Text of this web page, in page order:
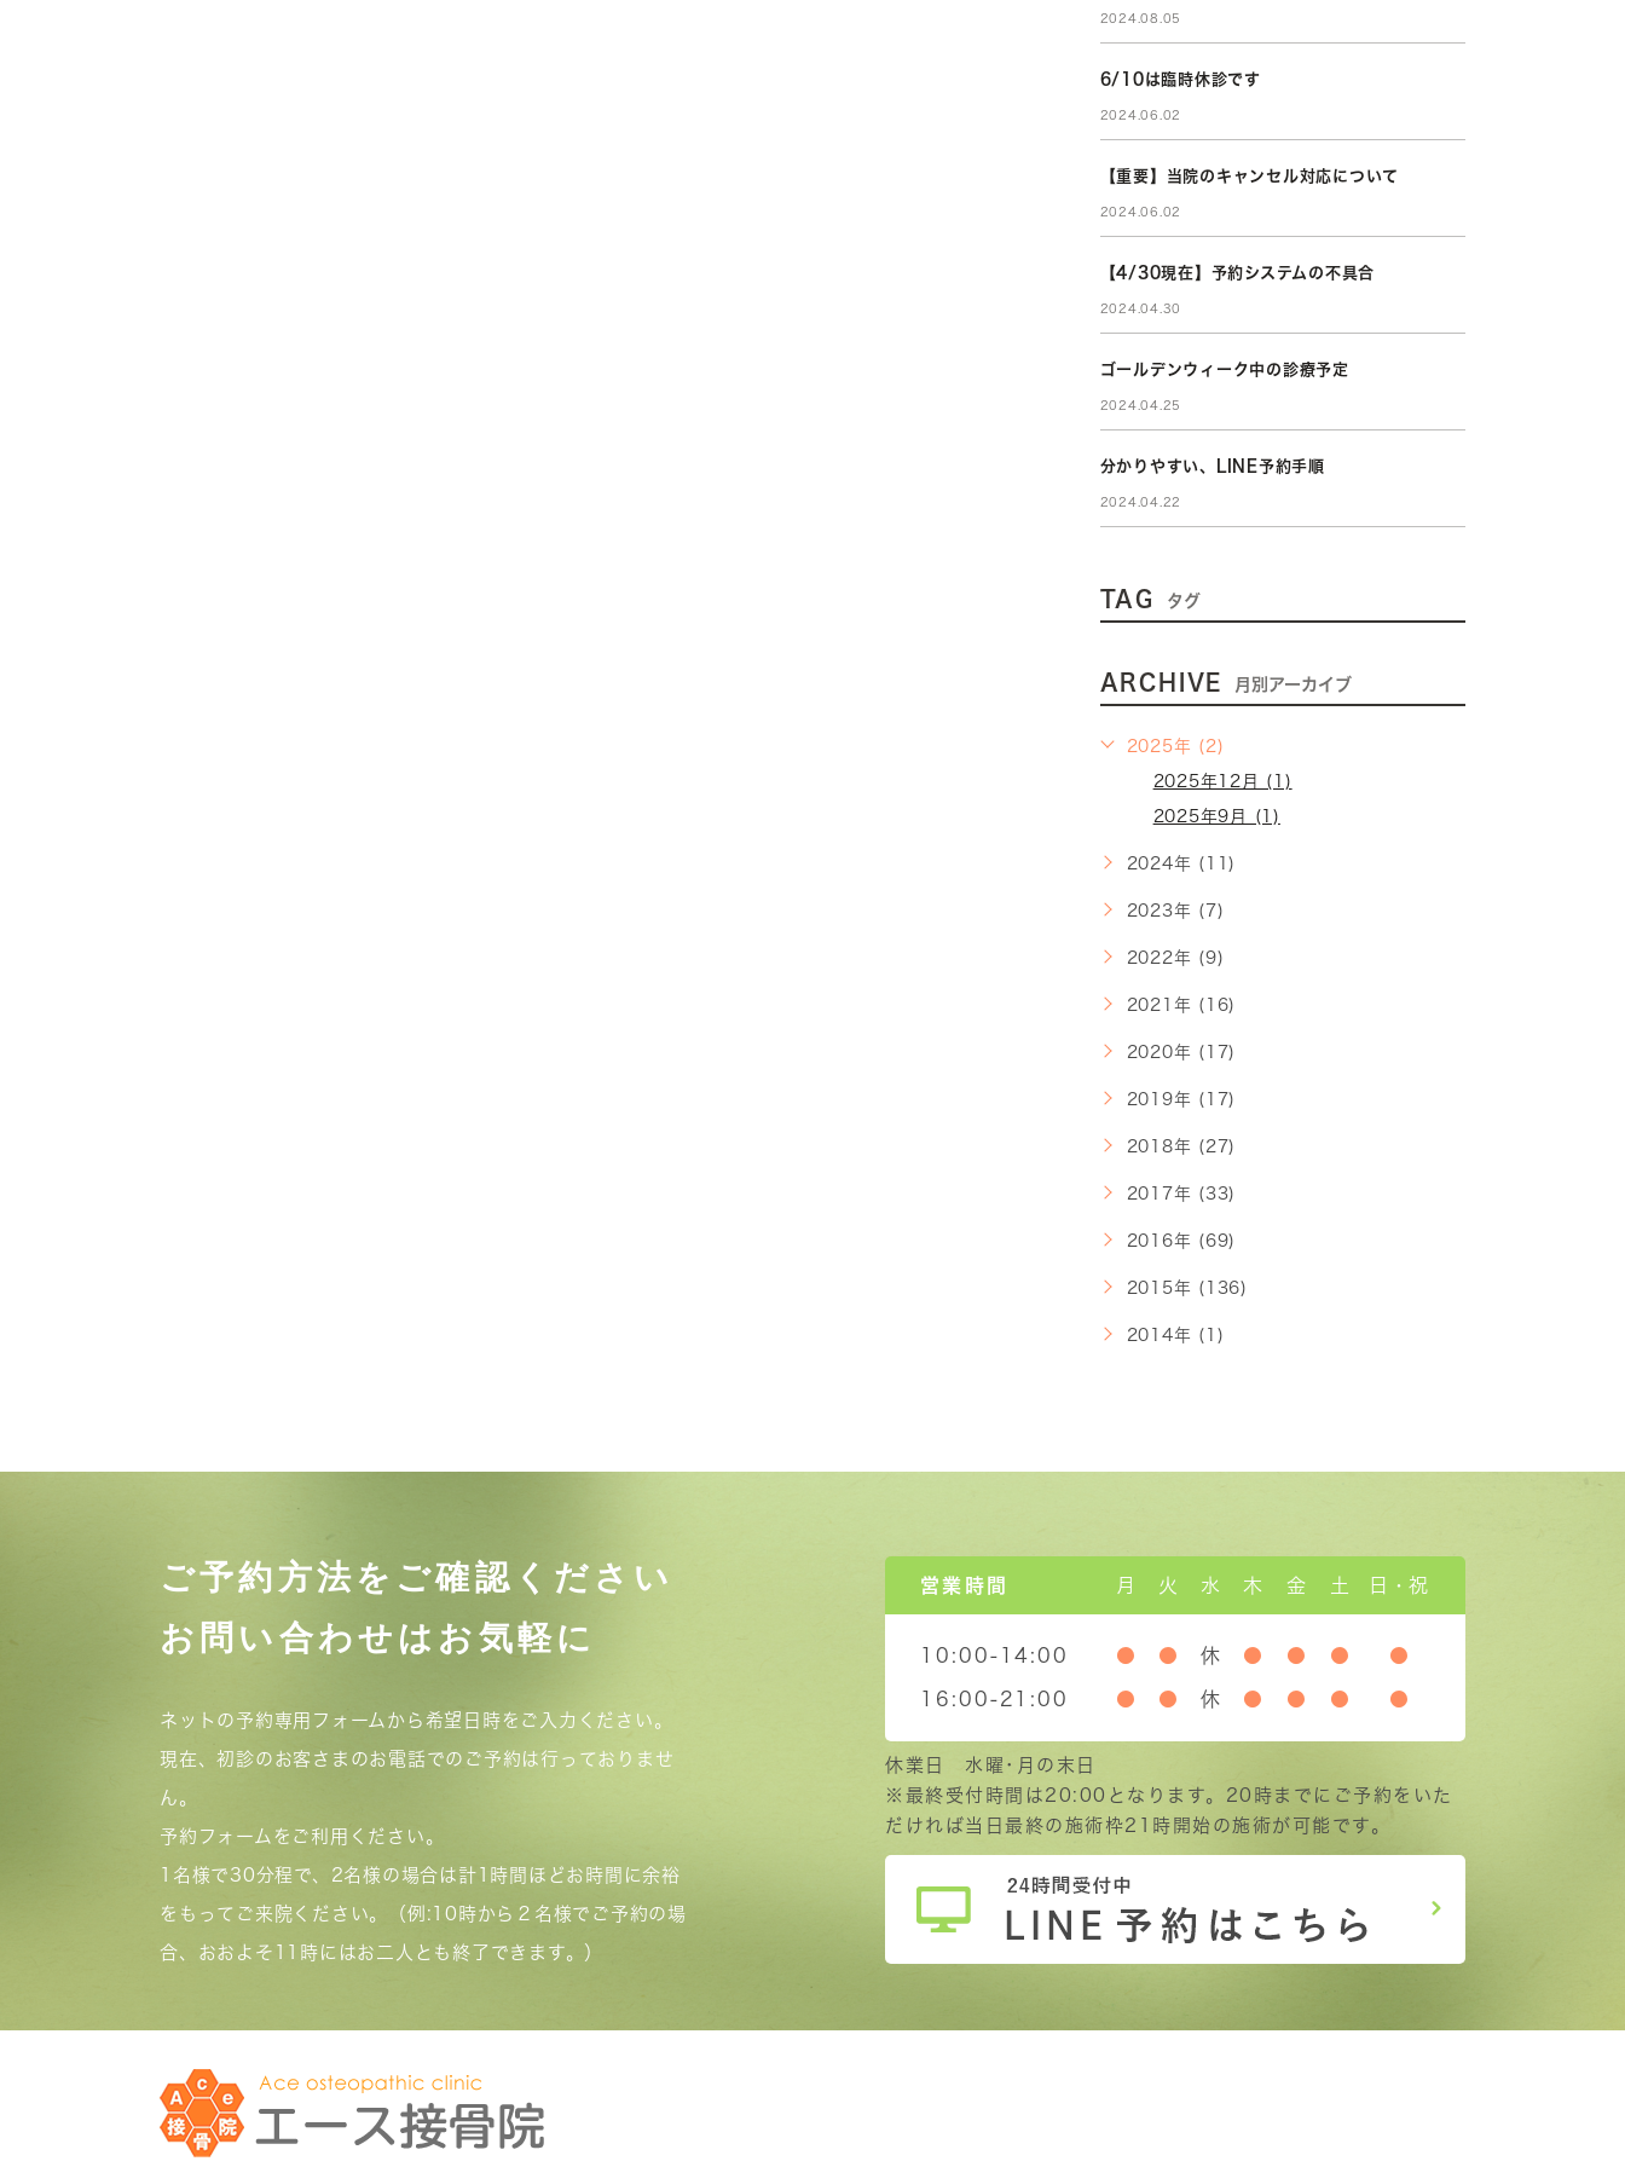
2024.08.05
6/10は臨時休診です
2024.06.02
【重要】当院のキャンセル対応について
2024.06.02
【4/30現在】予約システムの不具合
2024.04.30
ゴールデンウィーク中の診療予定
2024.04.25
分かりやすい、LINE予約手順
2024.04.22
TAG タグ
ARCHIVE 月別アーカイブ
2025年 (2)
2025年12月 (1)
2025年9月 (1)
2024年 (11)
2023年 (7)
2022年 (9)
2021年 (16)
2020年 (17)
2019年 (17)
2018年 (27)
2017年 (33)
2016年 (69)
2015年 (136)
2014年 (1)
ご予約方法をご確認ください
お問い合わせはお気軽に
ネットの予約専用フォームから希望日時をご入力ください。
現在、初診のお客さまのお電話でのご予約は行っておりませ
ん。
予約フォームをご利用ください。
1名様で30分程で、2名様の場合は計1時間ほどお時間に余裕
をもってご来院ください。（例:10時から２名様でご予約の場
合、おおよそ11時にはお二人とも終了できます。）
営業時間 月 火 水 木 金 土 日・祝
10:00-14:00 ● ● 休 ● ● ● ●
16:00-21:00 ● ● 休 ● ● ● ●
休業日 水曜･月の末日
※最終受付時間は20:00となります。20時までにご予約をいた
だければ当日最終の施術枠21時開始の施術が可能です。